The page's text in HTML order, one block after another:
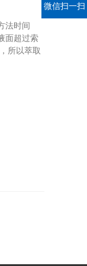
法时间
面超过索
所以萃取
微信扫一扫